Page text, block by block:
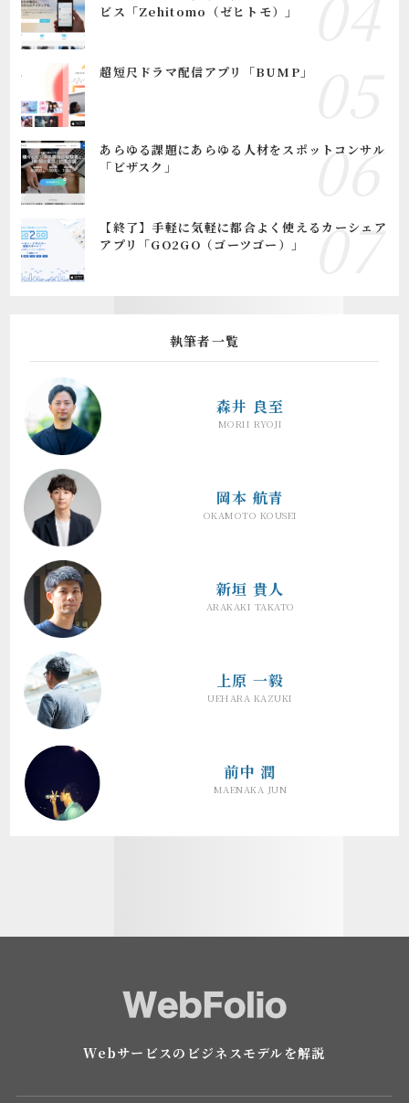
ビス「Zehitomo（ゼヒトモ）」
超短尺ドラマ配信アプリ「BUMP」
あらゆる課題にあらゆる人材をスポットコンサル
「ビザスク」
【終了】手軽に気軽に都合よく使えるカーシェア
アプリ「GO2GO（ゴーツゴー）」
執筆者一覧
森井 良至
MORII RYOJI
岡本 航青
OKAMOTO KOUSEI
新垣 貴人
ARAKAKI TAKATO
上原 一毅
UEHARA KAZUKI
前中 潤
MAENAKA JUN
Webサービスのビジネスモデルを解説